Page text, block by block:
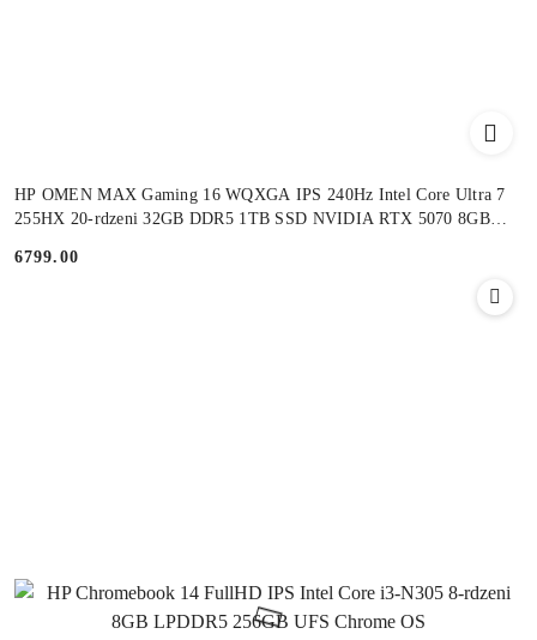
HP OMEN MAX Gaming 16 WQXGA IPS 240Hz Intel Core Ultra 7
255HX 20-rdzeni 32GB DDR5 1TB SSD NVIDIA RTX 5070 8GB
Cena:
6799.00